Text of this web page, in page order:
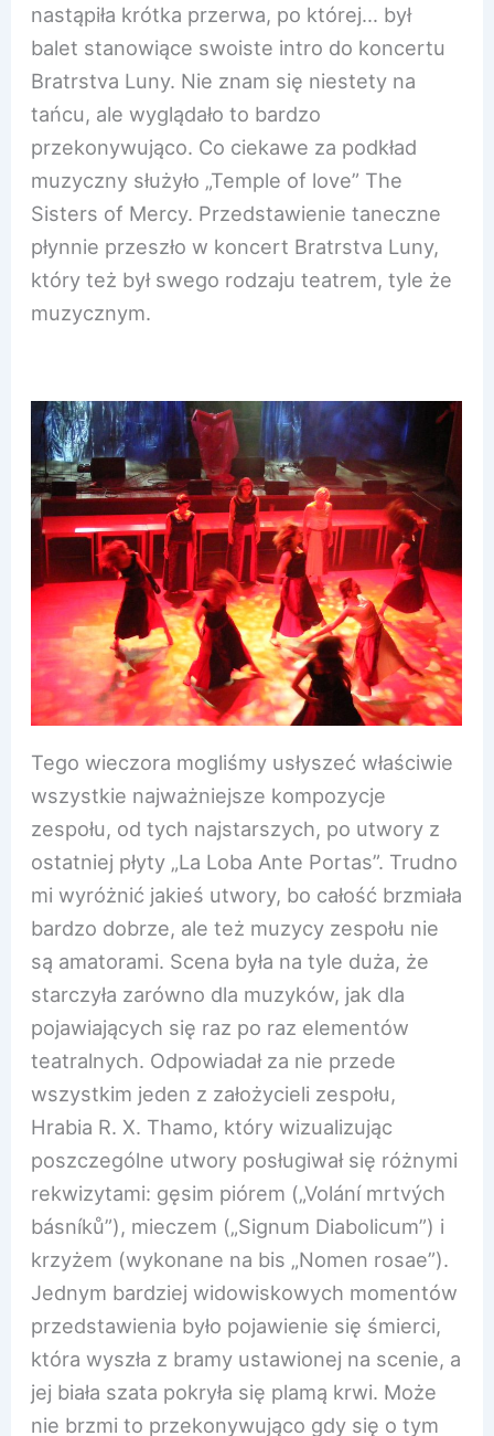
nastąpiła krótka przerwa, po której… był
balet stanowiące swoiste intro do koncertu
Bratrstva Luny. Nie znam się niestety na
tańcu, ale wyglądało to bardzo
przekonywująco. Co ciekawe za podkład
muzyczny służyło „Temple of love” The
Sisters of Mercy. Przedstawienie taneczne
płynnie przeszło w koncert Bratrstva Luny,
który też był swego rodzaju teatrem, tyle że
muzycznym.
Tego wieczora mogliśmy usłyszeć właściwie
wszystkie najważniejsze kompozycje
zespołu, od tych najstarszych, po utwory z
ostatniej płyty „La Loba Ante Portas”. Trudno
mi wyróżnić jakieś utwory, bo całość brzmiała
bardzo dobrze, ale też muzycy zespołu nie
są amatorami. Scena była na tyle duża, że
starczyła zarówno dla muzyków, jak dla
pojawiających się raz po raz elementów
teatralnych. Odpowiadał za nie przede
wszystkim jeden z założycieli zespołu,
Hrabia R. X. Thamo, który wizualizując
poszczególne utwory posługiwał się różnymi
rekwizytami: gęsim piórem („Volání mrtvých
básníků”), mieczem („Signum Diabolicum”) i
krzyżem (wykonane na bis „Nomen rosae”).
Jednym bardziej widowiskowych momentów
przedstawienia było pojawienie się śmierci,
która wyszła z bramy ustawionej na scenie, a
jej biała szata pokryła się plamą krwi. Może
nie brzmi to przekonywująco gdy się o tym